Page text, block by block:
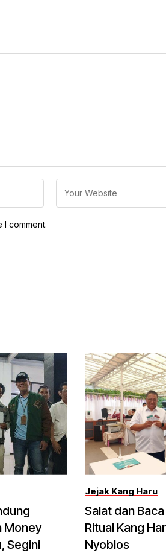
I comment.
Money
Segini
Jejak Kang Haru
Salat dan
Ritual Kang
Nyoblos